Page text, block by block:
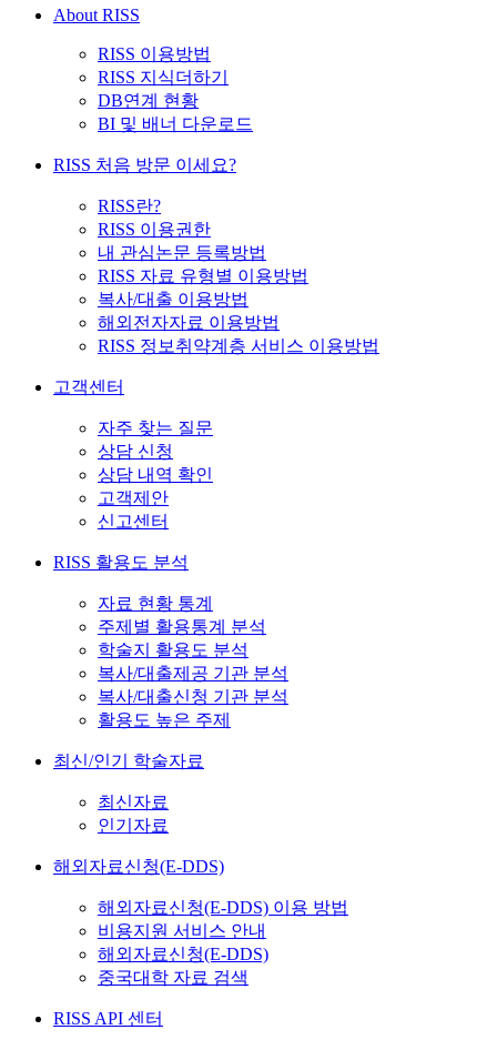
About RISS
RISS 이용방법
RISS 지식더하기
DB연계 현황
BI 및 배너 다운로드
RISS 처음 방문 이세요?
RISS란?
RISS 이용권한
내 관심논문 등록방법
RISS 자료 유형별 이용방법
복사/대출 이용방법
해외전자자료 이용방법
RISS 정보취약계층 서비스 이용방법
고객센터
자주 찾는 질문
상담 신청
상담 내역 확인
고객제안
신고센터
RISS 활용도 분석
자료 현황 통계
주제별 활용통계 분석
학술지 활용도 분석
복사/대출제공 기관 분석
복사/대출신청 기관 분석
활용도 높은 주제
최신/인기 학술자료
최신자료
인기자료
해외자료신청(E-DDS)
해외자료신청(E-DDS) 이용 방법
비용지원 서비스 안내
해외자료신청(E-DDS)
중국대학 자료 검색
RISS API 센터